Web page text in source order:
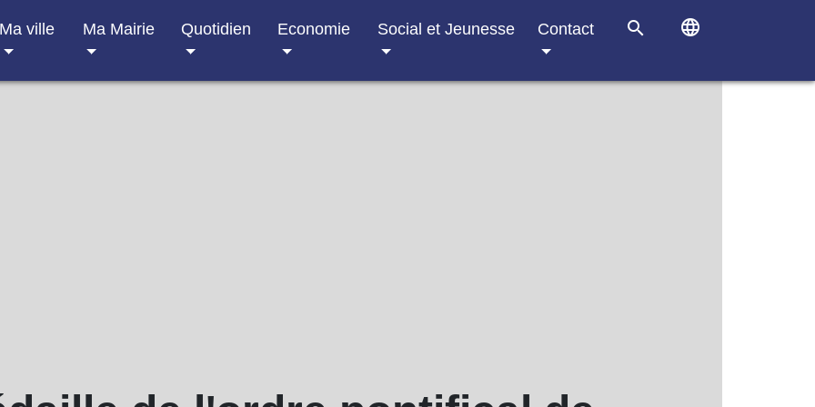
Ma ville Ma Mairie Quotidien Economie Social et Jeunesse Contact search language